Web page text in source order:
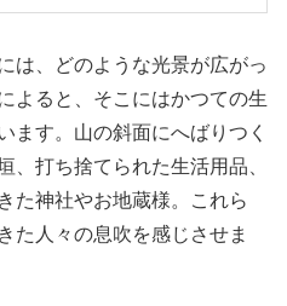
は、どのような光景が広がっ
よると、そこにはかつての生
ます。山の斜面にへばりつく
、打ち捨てられた生活用品、
た神社やお地蔵様。これら
た人々の息吹を感じさせま